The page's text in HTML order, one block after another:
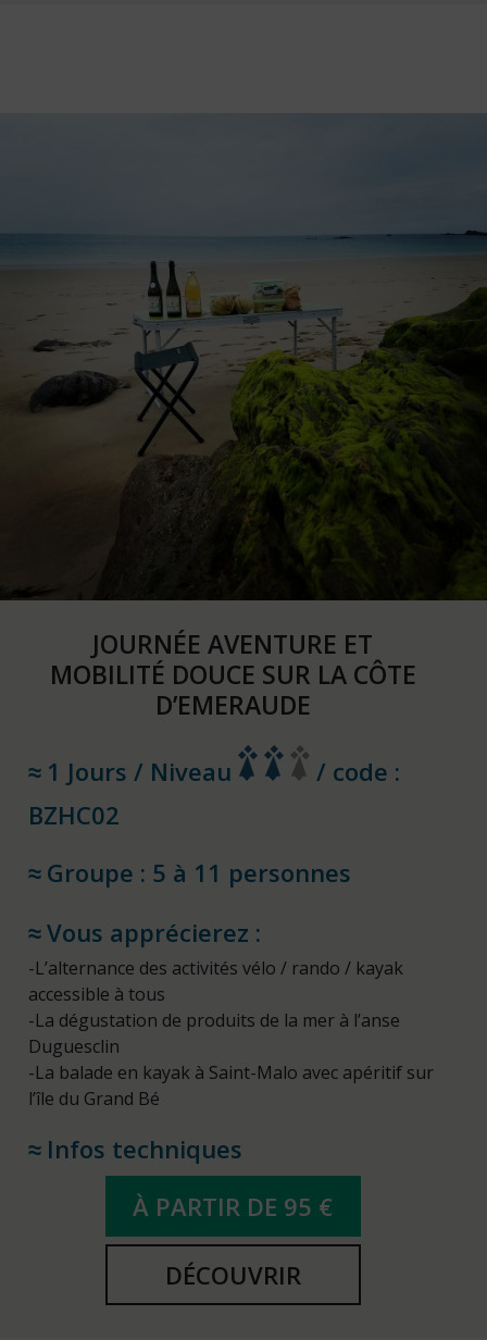
JOURNÉE AVENTURE ET
MOBILITÉ DOUCE SUR LA CÔTE
D’EMERAUDE
1 Jours / Niveau
/ code :
BZHC02
Groupe : 5 à 11 personnes
Vous apprécierez :
-L’alternance des activités vélo / rando / kayak
accessible à tous
-La dégustation de produits de la mer à l’anse
Duguesclin
-La balade en kayak à Saint-Malo avec apéritif sur
l’île du Grand Bé
Infos techniques
À PARTIR DE 95 €
DÉCOUVRIR